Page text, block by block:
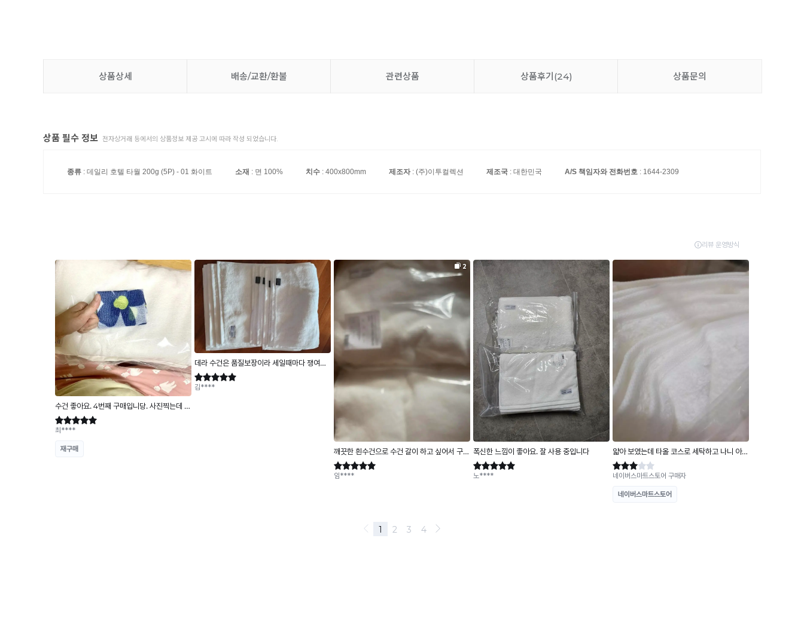
상품상세 배송/교환/환불 관련상품 상품후기(24) 상품문의
상품 필수 정보 전자상거래 등에서의 상품정보 제공 고시에 따라 작성 되었습니다.
종류 : 데일리 호텔 타월 200g (5P) - 01 화이트 소재 : 면 100% 치수 : 400x800mm 제조자: (주)이투컬렉션 제조국 : 대한민국 A/S 책임자와 전화번호 : 1644-2309